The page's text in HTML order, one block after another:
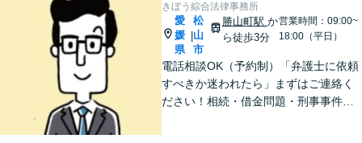
きぼう綜合法律事務所
愛
媛
県
|
松
山
市
勝山町駅 か
ら徒歩3分
営業時間：09:00~
18:00（平日）
電話相談OK（予約制）「弁護士に依頼
すべきか迷われたら」まずはご連絡く
ださい！相続・借金問題・刑事事件・